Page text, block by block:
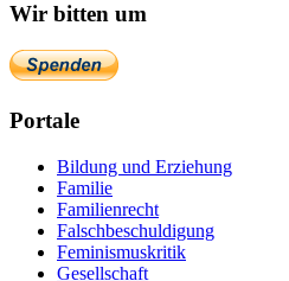
Wir bitten um
Portale
Bildung und Erziehung
Familie
Familienrecht
Falschbeschuldigung
Feminismuskritik
Gesellschaft